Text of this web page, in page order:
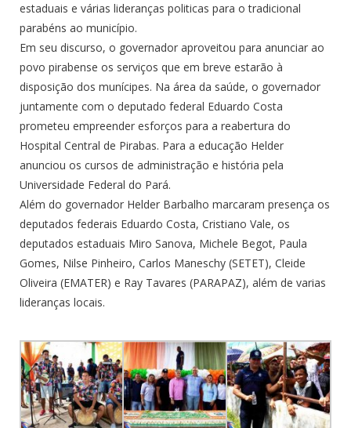
estaduais e várias lideranças politicas para o tradicional
parabéns ao município.
Em seu discurso, o governador aproveitou para anunciar ao
povo pirabense os serviços que em breve estarão à
disposição dos munícipes. Na área da saúde, o governador
juntamente com o deputado federal Eduardo Costa
prometeu empreender esforços para a reabertura do
Hospital Central de Pirabas. Para a educação Helder
anunciou os cursos de administração e história pela
Universidade Federal do Pará.
Além do governador Helder Barbalho marcaram presença os
deputados federais Eduardo Costa, Cristiano Vale, os
deputados estaduais Miro Sanova, Michele Begot, Paula
Gomes, Nilse Pinheiro, Carlos Maneschy (SETET), Cleide
Oliveira (EMATER) e Ray Tavares (PARAPAZ), além de varias
lideranças locais.